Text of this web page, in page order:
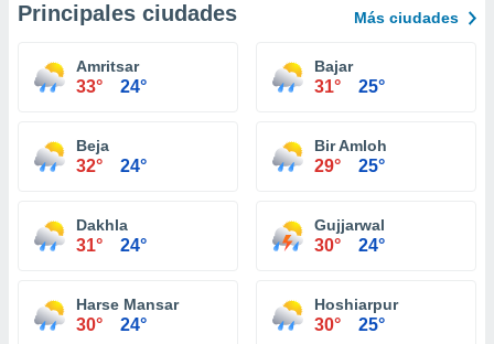
Principales ciudades Más ciudades
Amritsar
33° 24°
Bajar
31° 25°
Beja
32° 24°
Bir Amloh
29° 25°
Dakhla
31° 24°
Gujjarwal
30° 24°
Harse Mansar
30° 24°
Hoshiarpur
30° 25°